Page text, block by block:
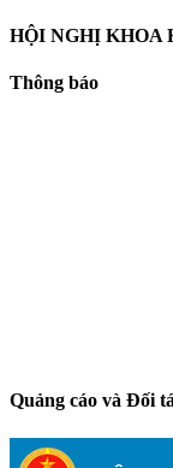
HỘI NGHỊ KHOA
Thông báo
Quảng cáo và Đối